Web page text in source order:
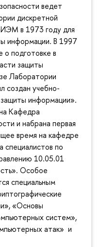
ведет
дискретной
в 1973 году для
информации. В 1997
подготовке в
защиты
Лаборатории
создан учебно-
информации».
Кафедра
и набрана первая
время на кафедре
специалистов по
10.05.01
Особое
специальным
«Основы
систем»,
атак» и